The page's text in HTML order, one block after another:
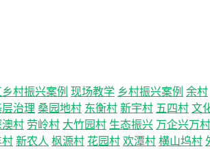
村振兴案例 现场教学 乡村振兴案例 余村
治理 桑园地村 东衡村 新宇村 五四村 文
澳村 劳岭村 大竹园村 生态振兴 万企兴万村
村 新农人 枫源村 花园村 欢潭村 横山坞村